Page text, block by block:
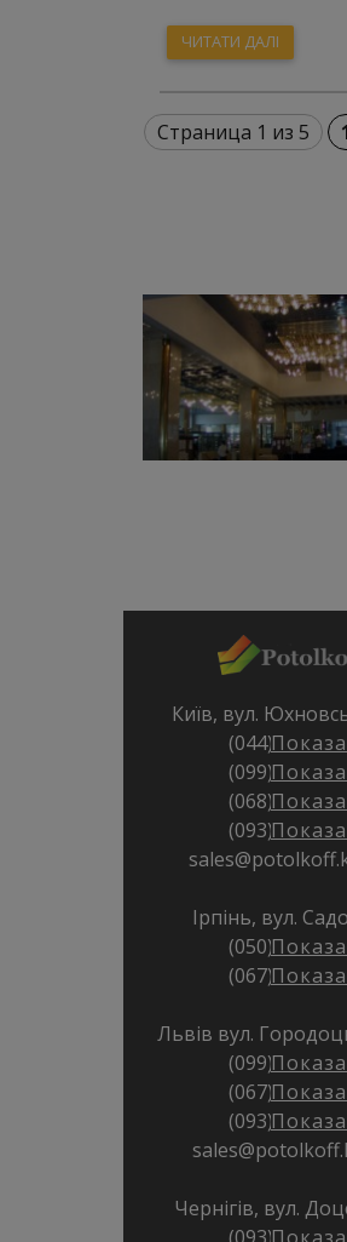
ЧИТАТИ ДАЛІ
Страница 1 из 5
Київ, вул.
(044) 337 32
(099) 383 71
(068) 383 71
(093) 383 71
Ірпінь, вул.
(050) 397 49
(067) 397 49
Львів вул.
(099) 383 22
(067) 383 22
(093) 383 22
Чернігів, вул.